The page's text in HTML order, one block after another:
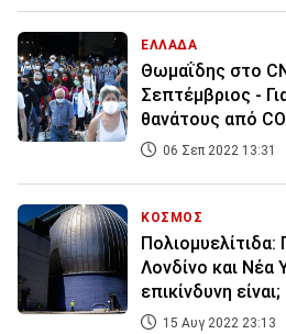
ΕΛΛΑΔΑ
Θωμαΐδης στο
Σεπτέμβριος -
θανάτους από
06 Σεπ 2022 13:31
ΚΟΣΜΟΣ
Πολιομυελίτιδα:
Λονδίνο και Νέα
επικίνδυνη είναι;
15 Αυγ 2022 23:13